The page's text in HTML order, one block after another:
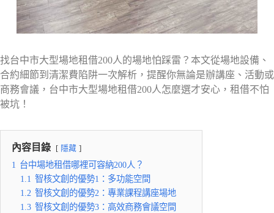
找台中市大型場地租借200人的場地怕踩雷？本文從場地設備、
合約細節到清潔費陷阱一次解析，提醒你無論是辦講座、活動或
商務會議，台中市大型場地租借200人怎麼選才安心，租借不怕
被坑！
內容目錄 隱藏
1 台中場地租借哪裡可容納200人？
1.1 智核文創的優勢1：多功能空間
1.2 智核文創的優勢2：專業課程講座場地
1.3 智核文創的優勢3：高效商務會議空間